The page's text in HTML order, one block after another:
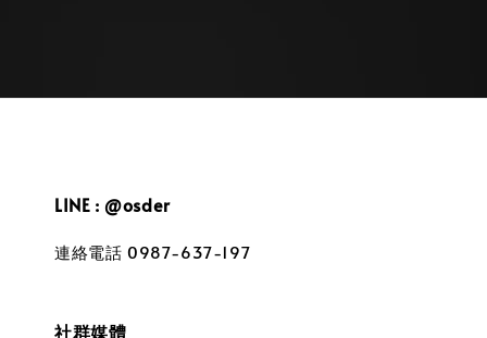
LINE : @osder
連絡電話 0987-637-197
社群媒體